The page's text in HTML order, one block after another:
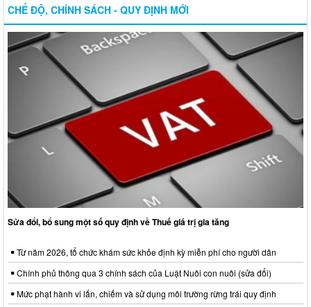
CHẾ ĐỘ, CHÍNH SÁCH - QUY ĐỊNH MỚI
Sửa đổi, bổ sung một số quy định về Thuế giá trị gia tăng
Từ năm 2026, tổ chức khám sức khỏe định kỳ miễn phí cho người dân
Chính phủ thông qua 3 chính sách của Luật Nuôi con nuôi (sửa đổi)
Mức phạt hành vi lấn, chiếm và sử dụng môi trường rừng trái quy định